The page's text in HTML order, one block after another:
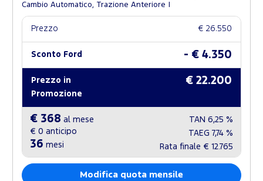
Cambio Automatico, Trazione Anteriore
Prezzo € 26.550
Sconto Ford - € 4.350
Prezzo in
Promozione
€ 22.200
€ 368 al mese
€ 0 anticipo
36 mesi
TAN 6,25 %
TAEG 7,74 %
Rata finale € 12.765
Modifica quota mensile